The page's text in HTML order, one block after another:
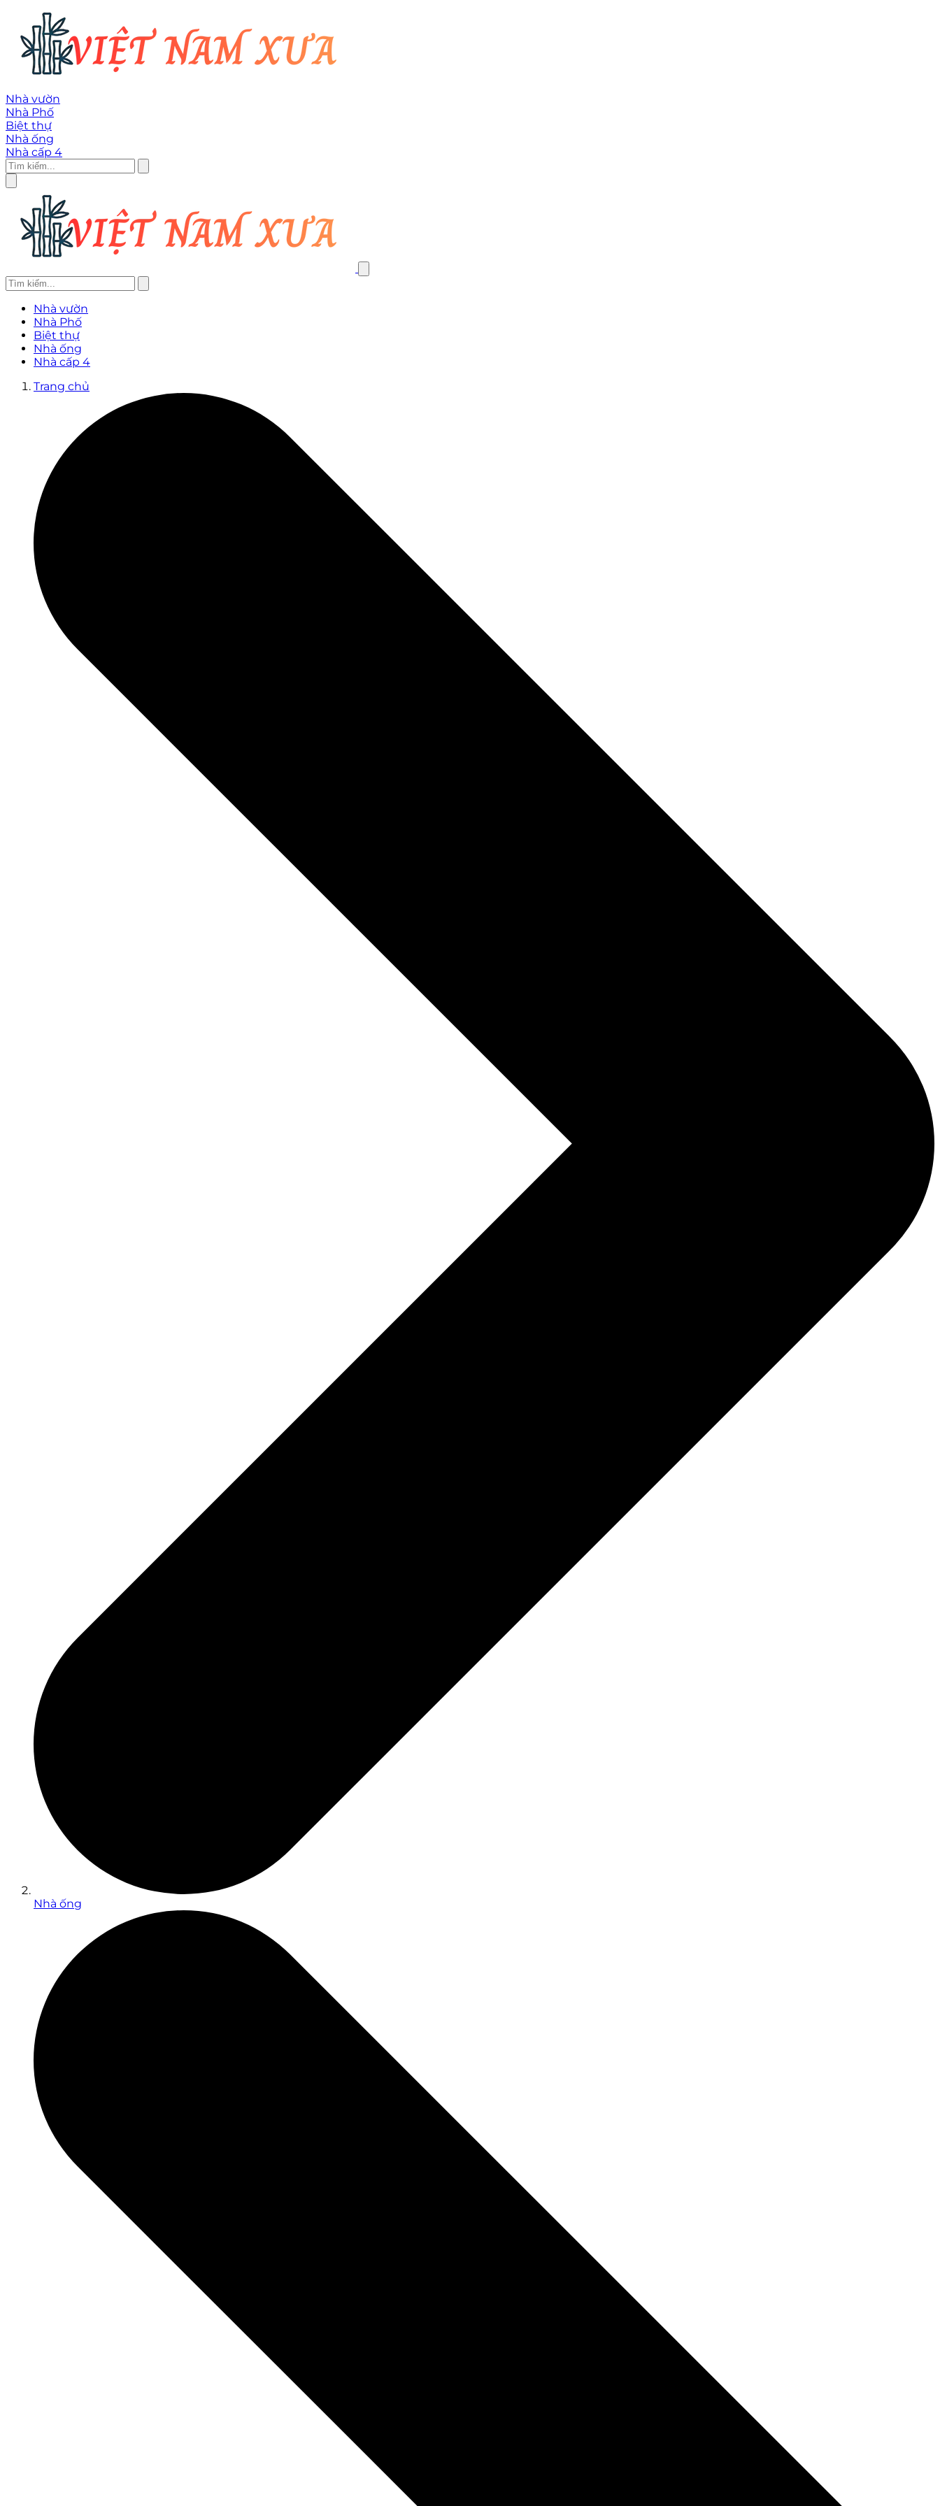
Nhà vườn
Nhà Phố
Biệt thự
Nhà ống
Nhà cấp 4
Nhà vườn
Nhà Phố
Biệt thự
Nhà ống
Nhà cấp 4
Trang chủ
Nhà ống